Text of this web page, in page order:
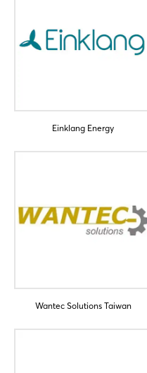
Einklang Energy
Wantec Solutions Taiwan